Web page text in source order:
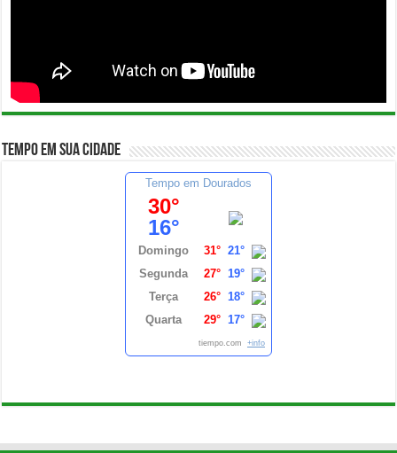
Tempo em sua cidade
Tempo em Dourados
30°
16°
Domingo 31° 21°
Segunda
27° 19°
Terça
26° 18°
Quarta
29° 17°
tiempo.com +info